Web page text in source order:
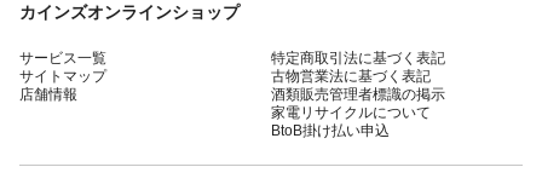
カインズオンラインショップ
サービス一覧
サイトマップ
店舗情報
特定商取引法に基づく表記
古物営業法に基づく表記
酒類販売管理者標識の掲示
家電リサイクルについて
BtoB掛け払い申込